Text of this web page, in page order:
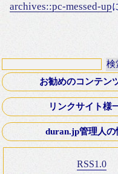
archives::pc-messed-up
お勧めのコンテ
第十八話・外伝「
Old Fashioned Love
映画 いつかA列車に乗
ミステリースポット10
リンクサイト
文芸Webサーチ
K-電子計算機同好会
Four Silver Rings
duran.jp管理人
RSS1.0